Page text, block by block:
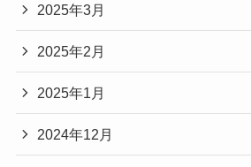
2025年3月
2025年2月
2025年1月
2024年12月